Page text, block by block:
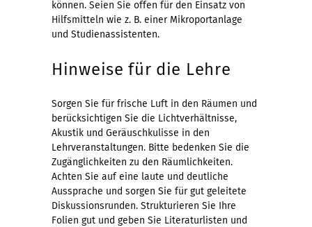
können. Seien Sie offen für den Einsatz von
Hilfsmitteln wie z. B. einer Mikroportanlage
und Studienassistenten.
Hinweise für die Lehre
Sorgen Sie für frische Luft in den Räumen und
berücksichtigen Sie die Lichtverhältnisse,
Akustik und Geräuschkulisse in den
Lehrveranstaltungen. Bitte bedenken Sie die
Zugänglichkeiten zu den Räumlichkeiten.
Achten Sie auf eine laute und deutliche
Aussprache und sorgen Sie für gut geleitete
Diskussionsrunden. Strukturieren Sie Ihre
Folien gut und geben Sie Literaturlisten und